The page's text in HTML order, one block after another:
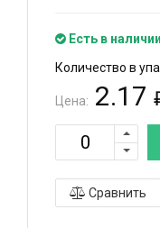
Есть в наличии
Количество в
Цена: 2.17
Сравнить